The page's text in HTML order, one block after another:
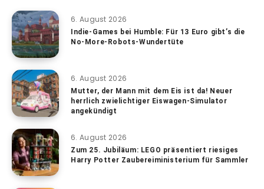
6. August 2026
Indie-Games bei Humble: Für 13 Euro gibt’s die
No-More-Robots-Wundertüte
6. August 2026
Mutter, der Mann mit dem Eis ist da! Neuer
herrlich zwielichtiger Eiswagen-Simulator
angekündigt
6. August 2026
Zum 25. Jubiläum: LEGO präsentiert riesiges
Harry Potter Zaubereiministerium für Sammler